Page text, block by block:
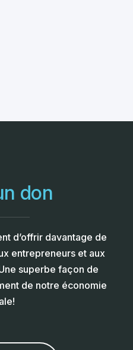
don
d’offrir davantage de
entrepreneurs et aux
superbe façon de
de notre économie